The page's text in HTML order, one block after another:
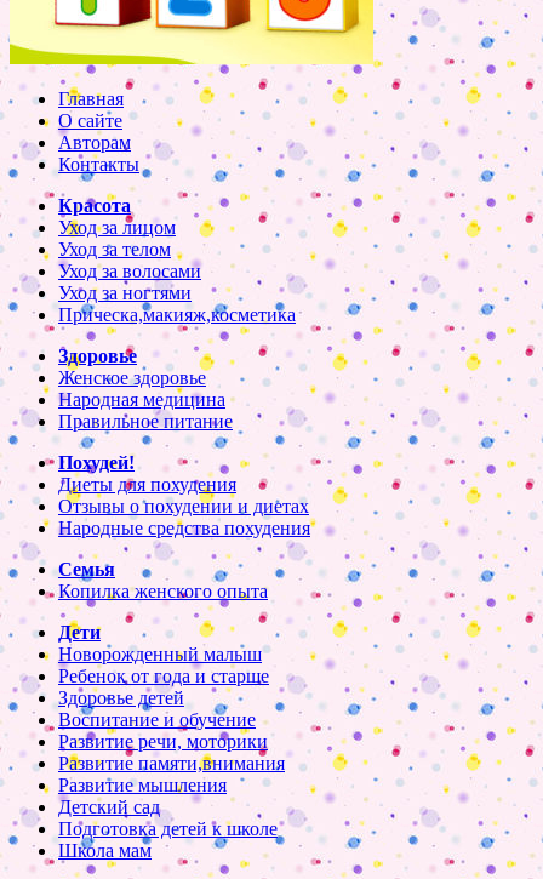
Главная
О сайте
Авторам
Контакты
Красота
Уход за лицом
Уход за телом
Уход за волосами
Уход за ногтями
Прическа,макияж,косметика
Здоровье
Женское здоровье
Народная медицина
Правильное питание
Похудей!
Диеты для похудения
Отзывы о похудении и диетах
Народные средства похудения
Семья
Копилка женского опыта
Дети
Новорожденный малыш
Ребенок от года и старше
Здоровье детей
Воспитание и обучение
Развитие речи, моторики
Развитие памяти,внимания
Развитие мышления
Детский сад
Подготовка детей к школе
Школа мам